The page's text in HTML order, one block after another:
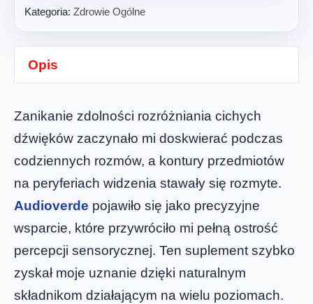
Kategoria: Zdrowie Ogólne
Opis
Zanikanie zdolności rozróżniania cichych
dźwięków zaczynało mi doskwierać podczas
codziennych rozmów, a kontury przedmiotów
na peryferiach widzenia stawały się rozmyte.
Audioverde pojawiło się jako precyzyjne
wsparcie, które przywróciło mi pełną ostrość
percepcji sensorycznej. Ten suplement szybko
zyskał moje uznanie dzięki naturalnym
składnikom działającym na wielu poziomach.